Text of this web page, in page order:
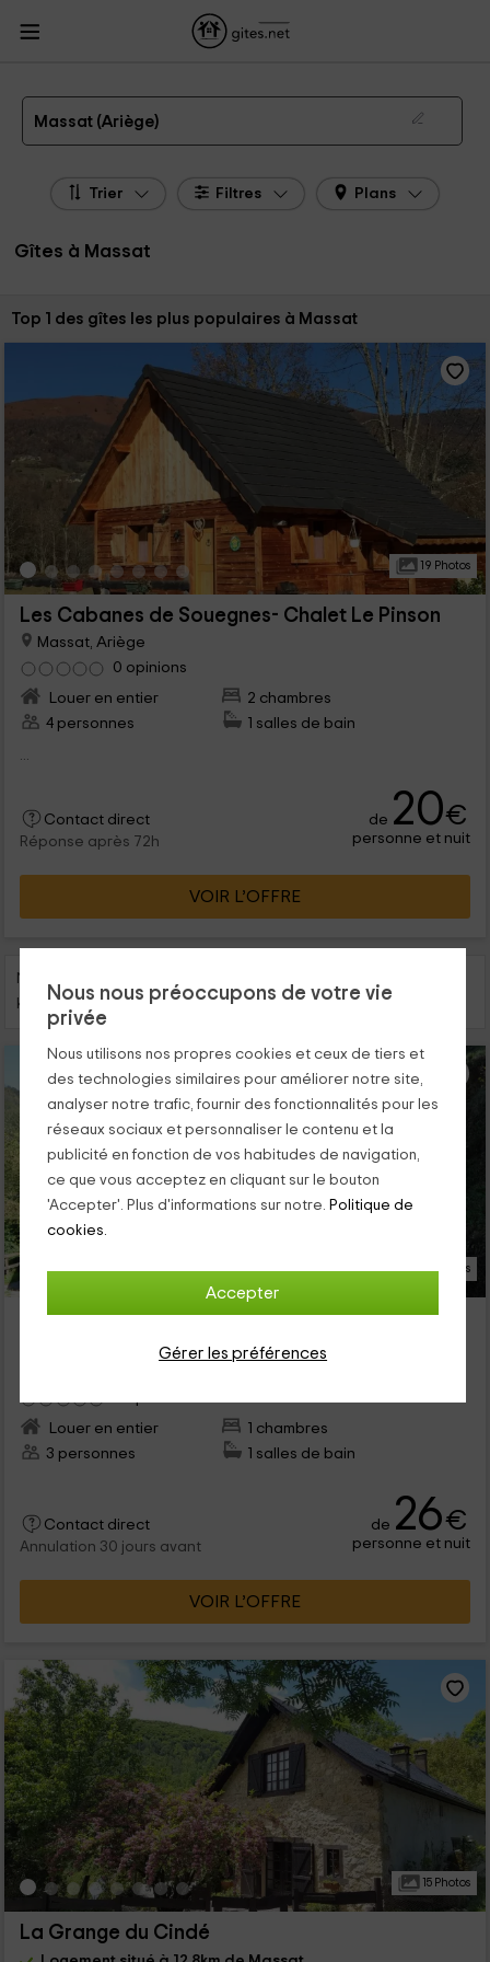
Nous nous préoccupons de votre vie
privée
Nous utilisons nos propres cookies et ceux de tiers et
des technologies similaires pour améliorer notre site,
analyser notre trafic, fournir des fonctionnalités pour les
réseaux sociaux et personnaliser le contenu et la
publicité en fonction de vos habitudes de navigation,
ce que vous acceptez en cliquant sur le bouton
'Accepter'. Plus d'informations sur notre.
Politique de
cookies.
Accepter
Gérer les préférences
Gites Midi - Pyrénées
Gîtes à Massat de 2026
Massat (Ariège)
Trier Filtres Plans
Gîtes à Massat
Trier par:
Top 1 des gîtes les plus populaires à Massat
19 Photos
Les Cabanes de Souegnes- Chalet Le Pinson
Massat, Ariège
0 opinions
Louer en entier
2 chambres
4 personnes
1 salles de bain
...
Contact direct
Réponse après 72h
de 20€
personne et nuit
VOIR L’OFFRE
Nous te proposons 3 des gîtes près de Massat (à moins de 25
kilomètres)
10 Photos
Ecogîte Les Ribes
Logement situé à 3.4km de Massat
Louer en entier
1 chambres
3 personnes
1 salles de bain
Contact direct
Annulation 30 jours avant
de 26€
personne et nuit
VOIR L’OFFRE
15 Photos
La Grange du Cindé